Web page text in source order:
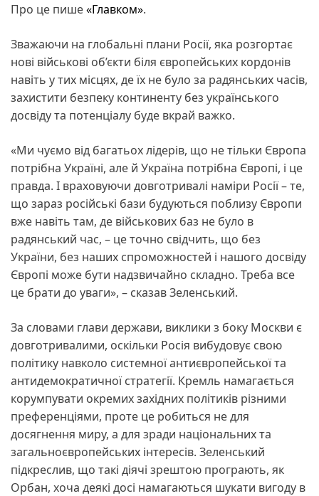
Про це пише«Главком».
Зважаючи на глобальні плани Росії, яка розгортає
нові військові об’єкти біля європейських кордонів
навіть у тих місцях, де їх не було за радянських часів,
захистити безпеку континенту без українського
досвіду та потенціалу буде вкрай важко.
«Ми чуємо від багатьох лідерів, що не тільки Європа
потрібна Україні, але й Україна потрібна Європі, і це
правда. І враховуючи довготривалі наміри Росії – те,
що зараз російські бази будуються поблизу Європи
вже навіть там, де військових баз не було в
радянський час, – це точно свідчить, що без
України, без наших спроможностей і нашого досвіду
Європі може бути надзвичайно складно. Треба все
це брати до уваги», – сказав Зеленський.
За словами глави держави, виклики з боку Москви є
довготривалими, оскільки Росія вибудовує свою
політику навколо системної антиєвропейської та
антидемократичної стратегії. Кремль намагається
корумпувати окремих західних політиків різними
преференціями, проте це робиться не для
досягнення миру, а для зради національних та
загальноєвропейських інтересів. Зеленський
підкреслив, що такі діячі зрештою програють, як
Орбан, хоча деякі досі намагаються шукати вигоду в